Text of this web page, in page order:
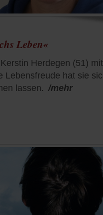
Leben«
Herdegen (51) mit
Lebensfreude hat sie
lassen. /mehr